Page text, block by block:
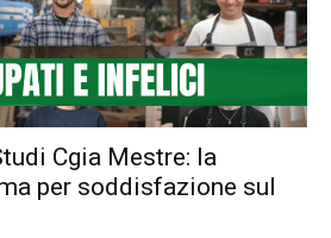
Cgia Mestre: la
per soddisfazione sul